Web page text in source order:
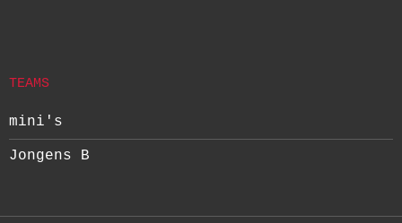
TEAMS
mini's
Jongens B